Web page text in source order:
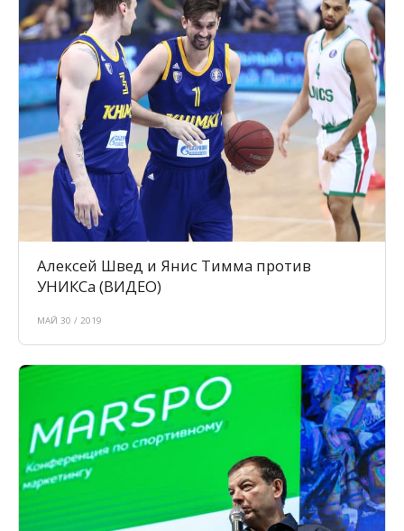
Алексей Швед и Янис Тимма против
УНИКСа (ВИДЕО)
МАЙ 30 / 2019